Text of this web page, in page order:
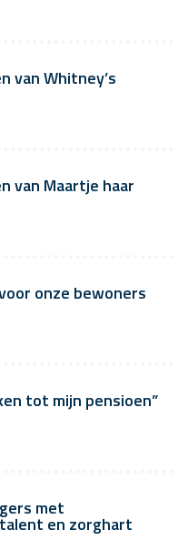
van Whitney’s
van Maartje haar
onze bewoners
tot mijn pensioen”
met
en zorghart